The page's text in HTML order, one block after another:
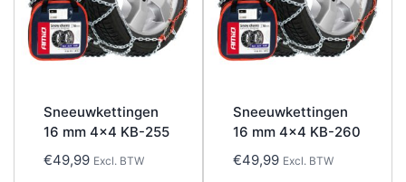
Sneeuwkettingen
16 mm 4×4 KB-255
€49,99 Excl. BTW
Sneeuwkettingen
16 mm 4×4 KB-260
€49,99 Excl. BTW